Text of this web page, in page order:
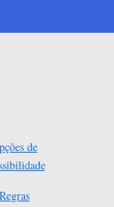
de
Regras